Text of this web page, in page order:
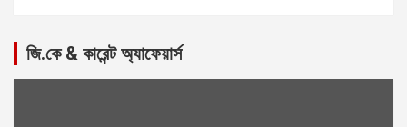
জি.কে & কারেন্ট অ্যাফেয়ার্স